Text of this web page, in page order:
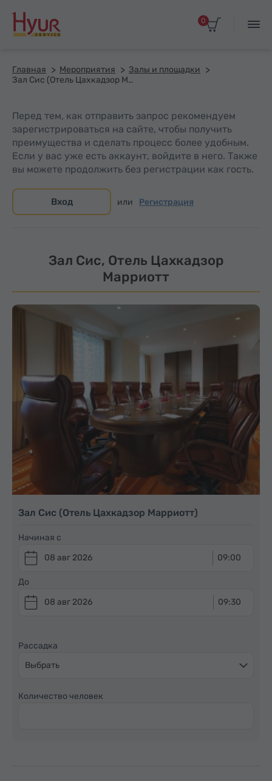
0
Главная Мероприятия
Залы и площадки
Зал Сис (Отель Цахкадзор Марриотт)
Перед тем, как отправить запрос рекомендуем
зарегистрироваться на сайте, чтобы получить
преимущества и сделать процесс более удобным.
Если у вас уже есть аккаунт, войдите в него. Также
вы можете продолжить без регистрации как гость.
Вход или Регистрация
Зал Сис, Отель Цахкадзор
Марриотт
Зал Сис (Отель Цахкадзор Марриотт)
Начиная с
08 авг 2026
09:00
До
08 авг 2026
09:30
Рассадка
Выбрать
Количество человек